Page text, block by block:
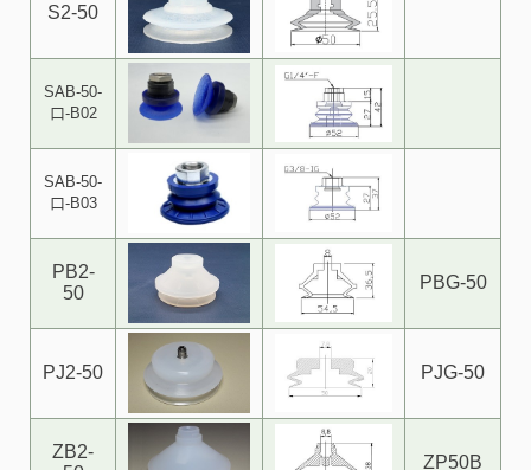
S2-50
SAB-50-
口-B02
SAB-50-
口-B03
PB2-
50
PBG-50
PJ2-50 PJG-50
ZB2-
ZP50B